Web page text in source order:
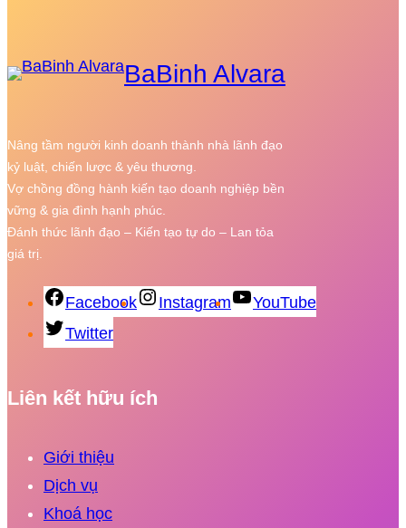
BaBinh Alvara
Nâng tầm người kinh doanh thành nhà lãnh đạo
kỷ luật, chiến lược & yêu thương.
Vợ chồng đồng hành kiến tạo doanh nghiệp bền
vững & gia đình hạnh phúc.
Đánh thức lãnh đạo – Kiến tạo tự do – Lan tỏa
giá trị.
Facebook Instagram
YouTube
Twitter
Liên kết hữu ích
Giới thiệu
Dịch vụ
Khoá học